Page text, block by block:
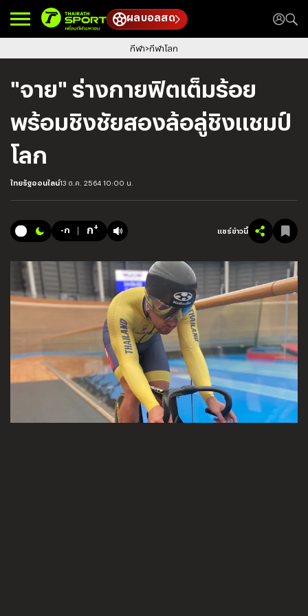
ผลบอลสด
กีฬา กีฬาโลก
"จาย" ร่างกายฟิตเต็มร้อย
พร้อมชิงชัยสองล้อลู่ชิงแชมป์
โลก
ไทยรัฐออนไลน์13 ต.ค. 2564 10:00 น.
-ก ก+ แชร์ข่าวนี้